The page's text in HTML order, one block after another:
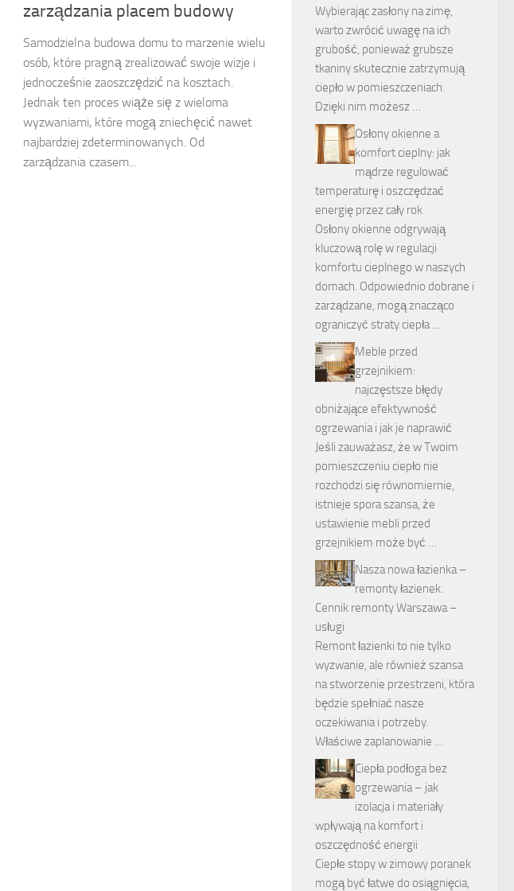
zarządzania placem budowy
Samodzielna budowa domu to marzenie wielu
osób, które pragną zrealizować swoje wizje i
jednocześnie zaoszczędzić na kosztach.
Jednak ten proces wiąże się z wieloma
wyzwaniami, które mogą zniechęcić nawet
najbardziej zdeterminowanych. Od
zarządzania czasem...
Wybierając zasłony na zimę,
warto zwrócić uwagę na ich
grubość, ponieważ grubsze
tkaniny skutecznie zatrzymują
ciepło w pomieszczeniach.
Dzięki nim możesz …
Osłony okienne a
komfort cieplny: jak
mądrze regulować
temperaturę i oszczędzać
energię przez cały rok
Osłony okienne odgrywają
kluczową rolę w regulacji
komfortu cieplnego w naszych
domach. Odpowiednio dobrane i
zarządzane, mogą znacząco
ograniczyć straty ciepła …
Meble przed
grzejnikiem:
najczęstsze błędy
obniżające efektywność
ogrzewania i jak je naprawić
Jeśli zauważasz, że w Twoim
pomieszczeniu ciepło nie
rozchodzi się równomiernie,
istnieje spora szansa, że
ustawienie mebli przed
grzejnikiem może być …
Nasza nowa łazienka –
remonty łazienek.
Cennik remonty Warszawa –
usługi
Remont łazienki to nie tylko
wyzwanie, ale również szansa
na stworzenie przestrzeni, która
będzie spełniać nasze
oczekiwania i potrzeby.
Właściwe zaplanowanie …
Ciepła podłoga bez
ogrzewania – jak
izolacja i materiały
wpływają na komfort i
oszczędność energii
Ciepłe stopy w zimowy poranek
mogą być łatwe do osiągnięcia,